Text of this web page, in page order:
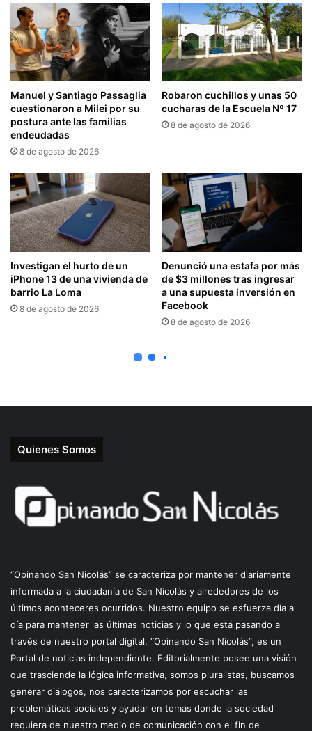
Quienes Somos
“Opinando San Nicolás” se caracteriza por mantener diariamente
informada a la ciudadanía de San Nicolás y alrededores de los
últimos aconteceres ocurridos. Nuestro equipo se esfuerza día a
día para mantener las últimas noticias y lo que está pasando a
través de nuestro portal digital. “Opinando San Nicolás”, es un
Portal de noticias independiente. Editorialmente posee una visión
que trasciende la lógica informativa, somos pluralistas, buscamos
generar diálogos, nos caracterizamos por escuchar las
problemáticas sociales y ayudar en temas donde la sociedad
requiera de nuestro medio de comunicación con el fin de